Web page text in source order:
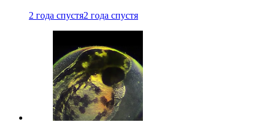
2 года спустя2 года спустя